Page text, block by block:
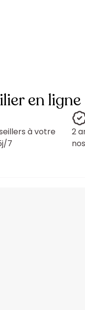
en ligne
à votre
7
2